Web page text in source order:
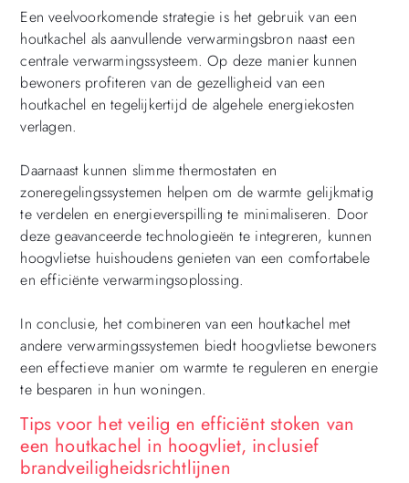
Een veelvoorkomende strategie is het gebruik van een
houtkachel als aanvullende verwarmingsbron naast een
centrale verwarmingssysteem. Op deze manier kunnen
bewoners profiteren van de gezelligheid van een
houtkachel en tegelijkertijd de algehele energiekosten
verlagen.
Daarnaast kunnen slimme thermostaten en
zoneregelingssystemen helpen om de warmte gelijkmatig
te verdelen en energieverspilling te minimaliseren. Door
deze geavanceerde technologieën te integreren, kunnen
hoogvlietse huishoudens genieten van een comfortabele
en efficiënte verwarmingsoplossing.
In conclusie, het combineren van een houtkachel met
andere verwarmingssystemen biedt hoogvlietse bewoners
een effectieve manier om warmte te reguleren en energie
te besparen in hun woningen.
Tips voor het veilig en efficiënt stoken van
een houtkachel in hoogvliet, inclusief
brandveiligheidsrichtlijnen